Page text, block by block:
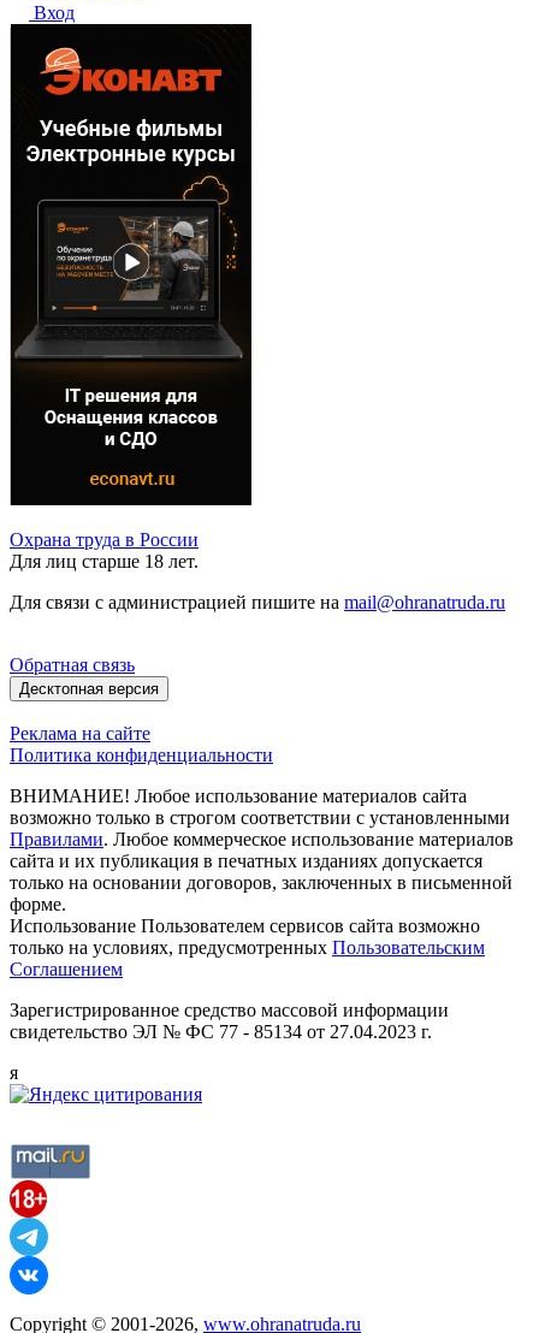
Вход
Охрана труда в России
Для лиц старше 18 лет.
Для связи с администрацией пишите на mail@ohranatruda.ru
Обратная связь
Десктопная версия
Реклама на сайте
Политика конфиденциальности
ВНИМАНИЕ! Любое использование материалов сайта
возможно только в строгом соответствии с установленными
Правилами. Любое коммерческое использование материалов
сайта и их публикация в печатных изданиях допускается
только на основании договоров, заключенных в письменной
форме.
Использование Пользователем сервисов сайта возможно
только на условиях, предусмотренных Пользовательским
Соглашением
Зарегистрированное средство массовой информации
свидетельство ЭЛ № ФС 77 - 85134 от 27.04.2023 г.
я
Copyright © 2001-2026, www.ohranatruda.ru